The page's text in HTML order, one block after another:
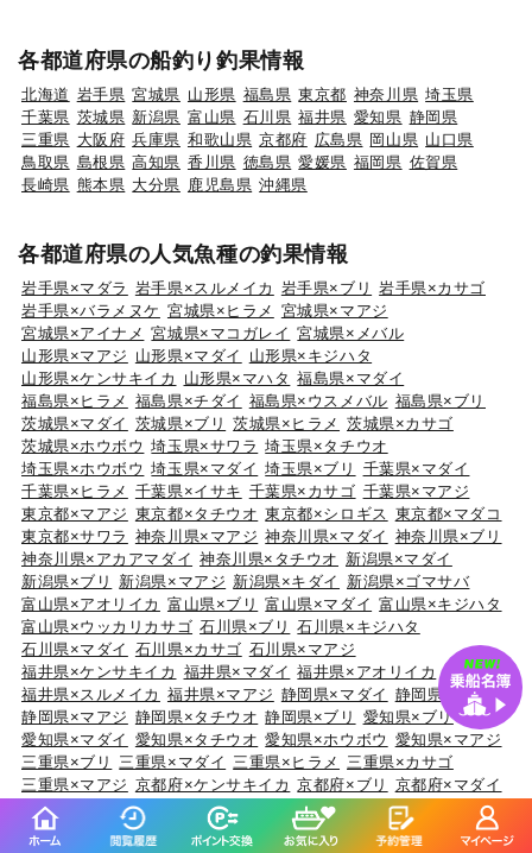
各都道府県の船釣り釣果情報
北海道 岩手県 宮城県 山形県 福島県 東京都 神奈川県 埼玉県
千葉県 茨城県 新潟県 富山県 石川県 福井県 愛知県 静岡県
三重県 大阪府 兵庫県 和歌山県 京都府 広島県 岡山県 山口県
鳥取県 島根県 高知県 香川県 徳島県 愛媛県 福岡県 佐賀県
長崎県 熊本県 大分県 鹿児島県 沖縄県
各都道府県の人気魚種の釣果情報
岩手県×マダラ 岩手県×スルメイカ 岩手県×ブリ
岩手県×カサゴ
岩手県×バラメヌケ 宮城県×ヒラメ 宮城県×マアジ
宮城県×アイナメ 宮城県×マコガレイ 宮城県×メバル
山形県×マアジ 山形県×マダイ
山形県×キジハタ
山形県×ケンサキイカ
山形県×マハタ 福島県×マダイ
福島県×ヒラメ 福島県×チダイ 福島県×ウスメバル 福島県×ブリ
茨城県×マダイ 茨城県×ブリ 茨城県×ヒラメ
茨城県×カサゴ
茨城県×ホウボウ 埼玉県×サワラ 埼玉県×タチウオ
埼玉県×ホウボウ 埼玉県×マダイ 埼玉県×ブリ
千葉県×マダイ
千葉県×ヒラメ 千葉県×イサキ 千葉県×カサゴ 千葉県×マアジ
東京都×マアジ 東京都×タチウオ 東京都×シロギス 東京都×マダコ
東京都×サワラ 神奈川県×マアジ 神奈川県×マダイ 神奈川県×ブリ
神奈川県×アカアマダイ 神奈川県×タチウオ 新潟県×マダイ
新潟県×ブリ
新潟県×マアジ 新潟県×キダイ
新潟県×ゴマサバ
富山県×アオリイカ 富山県×ブリ 富山県×マダイ 富山県×キジハタ
富山県×ウッカリカサゴ 石川県×ブリ
石川県×キジハタ
石川県×マダイ 石川県×カサゴ 石川県×マアジ
福井県×ケンサキイカ 福井県×マダイ 福井県×アオリイカ
福井県×スルメイカ 福井県×マアジ 静岡県×マダイ 静岡県×イサキ
静岡県×マアジ 静岡県×タチウオ 静岡県×ブリ
愛知県×ブリ
愛知県×マダイ 愛知県×タチウオ 愛知県×ホウボウ 愛知県×マアジ
三重県×ブリ
三重県×マダイ 三重県×ヒラメ
三重県×カサゴ
三重県×マアジ 京都府×ケンサキイカ 京都府×ブリ
京都府×マダイ
京都府×スルメイカ
京都府×アオリイカ 大阪府×マダイ
大阪府×サワラ 大阪府×ブリ 大阪府×キジハタ
大阪府×スズキ